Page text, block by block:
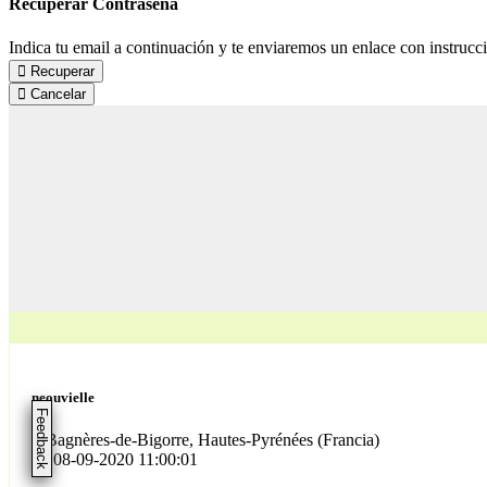
Feedback
Indica tu email a continuación y te enviaremos un enlace con
Recuperar
Cancelar
neouvielle
Bagnères-de-Bigorre, Hautes-Pyrénées (Francia)
08-09-2020 11:00:01